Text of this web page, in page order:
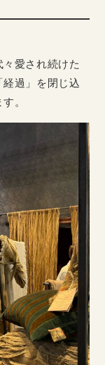
愛され続けた
過」を閉じ込
。